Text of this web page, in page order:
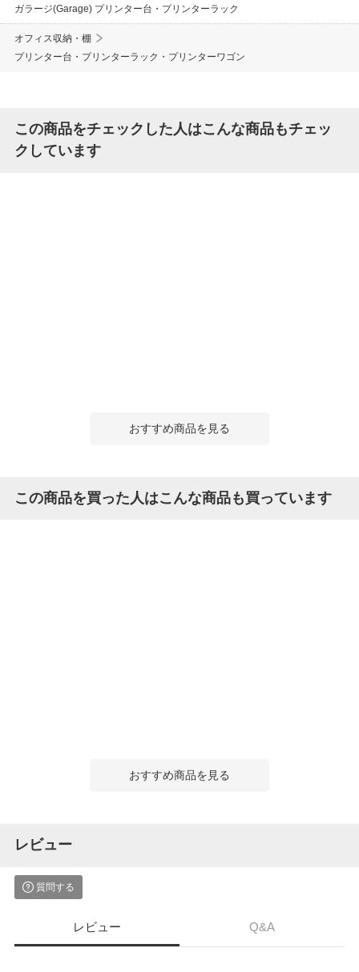
ガラージ(Garage) プリンター台・プリンターラック
オフィス収納・棚
プリンター台・プリンターラック・プリンターワゴン
この商品をチェックした人はこんな商品もチェッ
クしています
おすすめ商品を見る
この商品を買った人はこんな商品も買っています
おすすめ商品を見る
レビュー
質問する
レビュー Q&A